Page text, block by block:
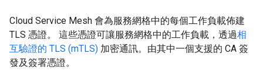
Cloud Service Mesh 會為服務網格中的每個工作負載佈建
TLS 憑證。 這些憑證可讓服務網格中的工作負載，透過相
互驗證的 TLS (mTLS) 加密通訊。由其中一個支援的 CA 簽
發及簽署憑證。